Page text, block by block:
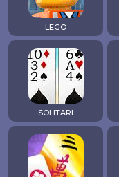
LEGO
SOLITARI